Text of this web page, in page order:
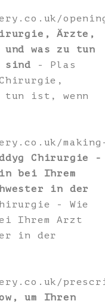
Ärzte,
was zu tun
sind - Plas
tun ist, wenn
Chirurgie -
bei Ihrem
in der
- Wie
Ihrem Arzt
in der
um Ihren